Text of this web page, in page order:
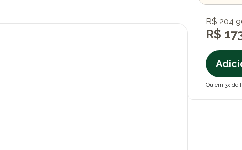
R$
R$
Ou em 3x de